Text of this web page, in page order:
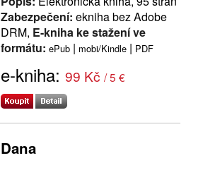
Zabezpečení: ekniha bez Adobe
DRM, E-kniha ke stažení ve
formátu: ePub | mobi/Kindle | PDF
e-kniha: 99 Kč / 5 €
Dana